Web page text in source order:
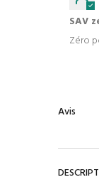
SAV
Zéro
Avis